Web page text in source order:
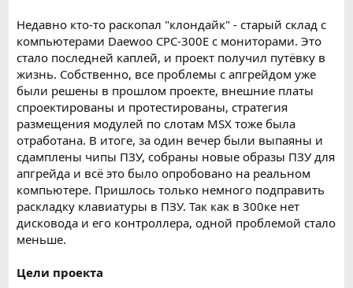
Недавно кто-то раскопал "клондайк" - старый склад с
компьютерами Daewoo CPC-300E с мониторами. Это
стало последней каплей, и проект получил путёвку в
жизнь. Собственно, все проблемы с апгрейдом уже
были решены в прошлом проекте, внешние платы
спроектированы и протестированы, стратегия
размещения модулей по слотам MSX тоже была
отработана. В итоге, за один вечер были выпаяны и
сдамплены чипы ПЗУ, собраны новые образы ПЗУ для
апгрейда и всё это было опробовано на реальном
компьютере. Пришлось только немного подправить
раскладку клавиатуры в ПЗУ. Так как в 300ке нет
дисковода и его контроллера, одной проблемой стало
меньше.
Цели проекта